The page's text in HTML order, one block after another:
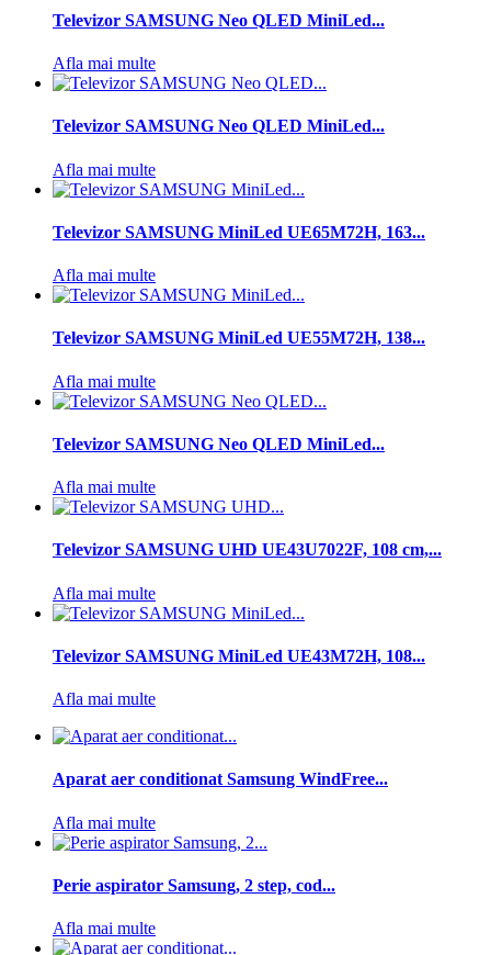
Televizor SAMSUNG Neo QLED MiniLed...
Afla mai multe
Televizor SAMSUNG Neo QLED MiniLed...
Afla mai multe
Televizor SAMSUNG MiniLed UE65M72H, 163...
Afla mai multe
Televizor SAMSUNG MiniLed UE55M72H, 138...
Afla mai multe
Televizor SAMSUNG Neo QLED MiniLed...
Afla mai multe
Televizor SAMSUNG UHD UE43U7022F, 108 cm,...
Afla mai multe
Televizor SAMSUNG MiniLed UE43M72H, 108...
Afla mai multe
Aparat aer conditionat Samsung WindFree...
Afla mai multe
Perie aspirator Samsung, 2 step, cod...
Afla mai multe